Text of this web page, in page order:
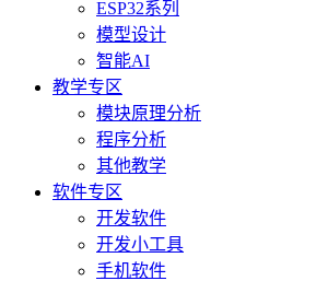
ESP32系列
模型设计
智能AI
教学专区
模块原理分析
程序分析
其他教学
软件专区
开发软件
开发小工具
手机软件